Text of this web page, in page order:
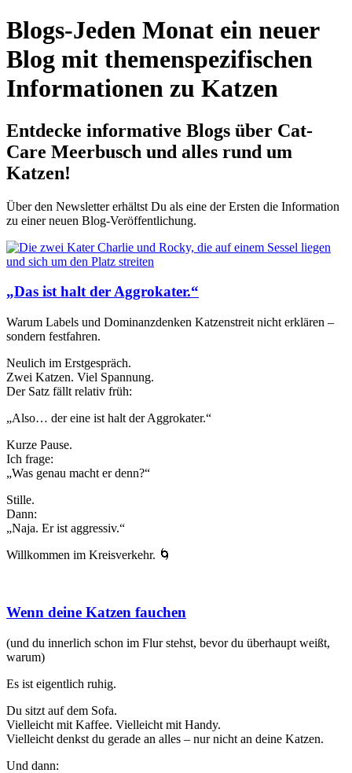
Blogs-Jeden Monat ein neuer
Blog mit themen­spezifischen
Informationen zu Katzen
Entdecke informative Blogs über Cat-
Care Meerbusch und alles rund um
Katzen!
Über den Newsletter erhältst Du als eine der Ersten die Information
zu einer neuen Blog-Veröffentlichung.
„Das ist halt der Aggrokater.“
Warum Labels und Dominanzdenken Katzenstreit nicht erklären –
sondern festfahren.
Neulich im Erstgespräch.
Zwei Katzen. Viel Spannung.
Der Satz fällt relativ früh:
„Also… der eine ist halt der Aggrokater.“
Kurze Pause.
Ich frage:
„Was genau macht er denn?“
Stille.
Dann:
„Naja. Er ist aggressiv.“
Willkommen im Kreisverkehr. 🌀
Wenn deine Katzen fauchen
(und du innerlich schon im Flur stehst, bevor du überhaupt weißt,
warum)
Es ist eigentlich ruhig.
Du sitzt auf dem Sofa.
Vielleicht mit Kaffee. Vielleicht mit Handy.
Vielleicht denkst du gerade an alles – nur nicht an deine Katzen.
Und dann: